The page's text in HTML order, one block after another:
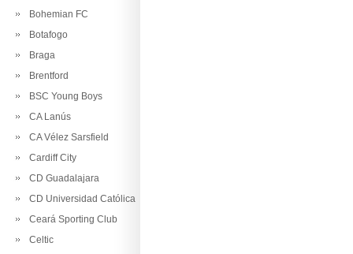
Bohemian FC
Botafogo
Braga
Brentford
BSC Young Boys
CA Lanús
CA Vélez Sarsfield
Cardiff City
CD Guadalajara
CD Universidad Católica
Ceará Sporting Club
Celtic